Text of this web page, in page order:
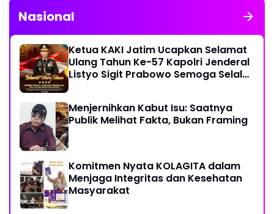
Nasional
Ketua KAKI Jatim Ucapkan Selamat
Ulang Tahun Ke-57 Kapolri Jenderal
Listyo Sigit Prabowo Semoga Selalu
Menjernihkan Kabut Isu: Saatnya
Publik Melihat Fakta, Bukan Framing
Komitmen Nyata KOLAGITA dalam
Menjaga Integritas dan Kesehatan
Masyarakat